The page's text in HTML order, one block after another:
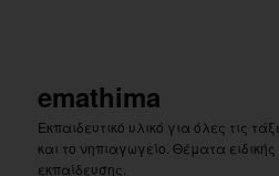
emathima
Εκπαιδευτικό υλικό για όλες τις
και το νηπιαγωγείο. Θέματα ειδικής
εκπαίδευσης.